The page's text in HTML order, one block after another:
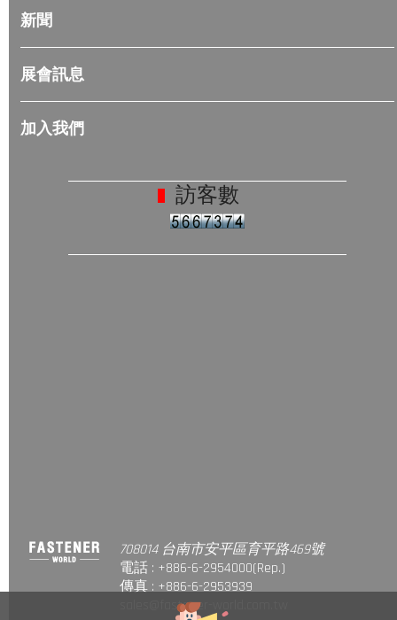
新聞
展會訊息
加入我們
訪客數
708014 台南市安平區育平路469號
電話 : +886-6-2954000(Rep.)
傳真 : +886-6-2953939
sales@fastener-world.com.tw